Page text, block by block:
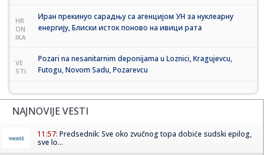
HR
ON
IKA
Иран прекинуо сарадњу са агенцијом УН за нуклеарну
енергију, Блиски исток поново на ивици рата
VE
STI
Pozari na nesanitarnim deponijama u Loznici, Kragujevcu,
Futogu, Novom Sadu, Pozarevcu
NAJNOVIJE VESTI
11:57: Predsednik: Sve oko zvučnog topa dobiće sudski epilog,
sve lo...